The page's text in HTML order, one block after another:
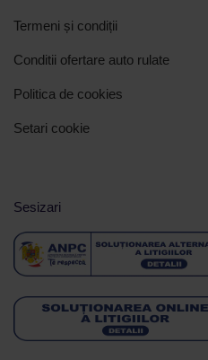
Termeni și condiții
Conditii ofertare auto rulate
Politica de cookies
Setari cookie
Sesizari